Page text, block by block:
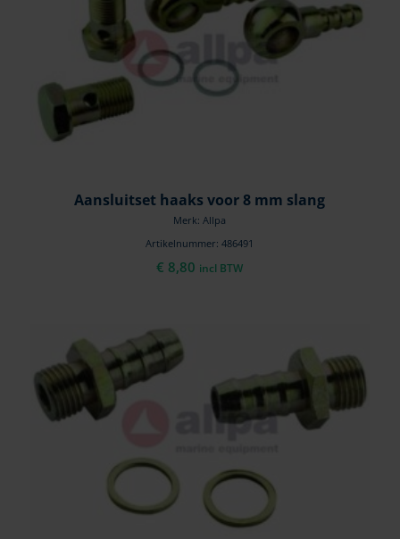
Aansluitset haaks voor 8 mm slang
Merk: Allpa
Artikelnummer: 486491
€ 8,80 incl BTW